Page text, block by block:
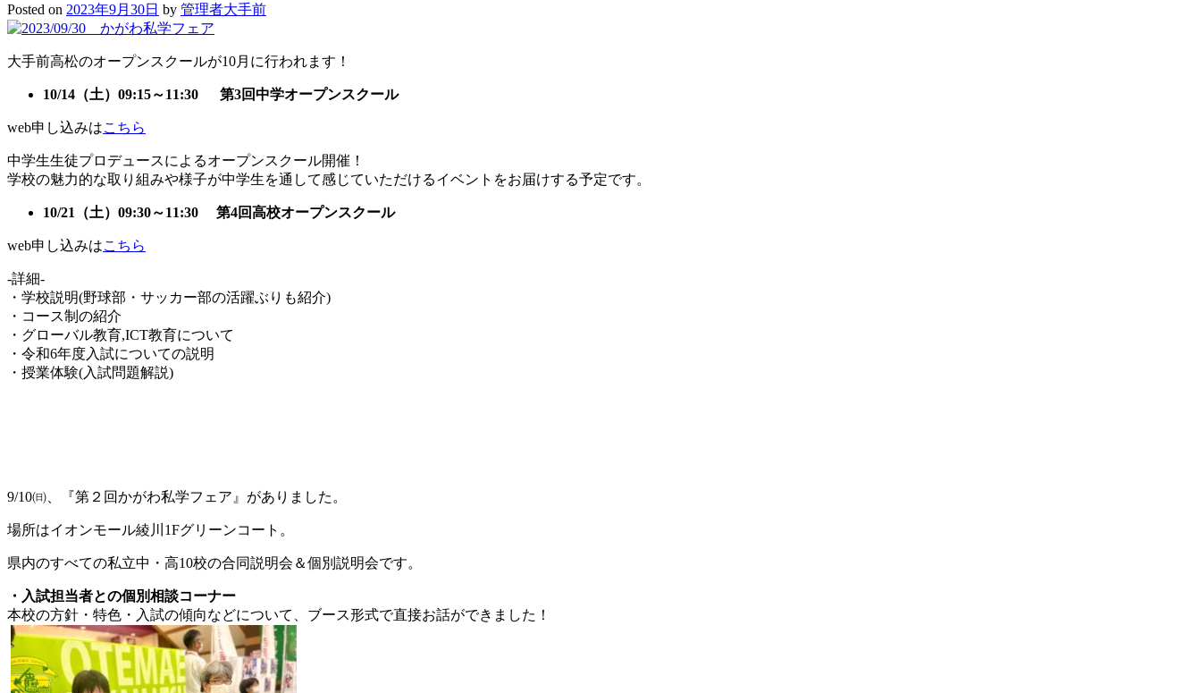
Posted on 2023年9月30日 by 管理者大手前
大手前高松のオープンスクールが10月に行われます！
10/14（土）09:15～11:30 第3回中学オープンスクール
web申し込みはこちら
中学生生徒プロデュースによるオープンスクール開催！
学校の魅力的な取り組みや様子が中学生を通して感じていただけるイベントをお届けする予定です。
10/21（土）09:30～11:30 第4回高校オープンスクール
web申し込みはこちら
-詳細-
・学校説明(野球部・サッカー部の活躍ぶりも紹介)
・コース制の紹介
・グローバル教育,ICT教育について
・令和6年度入試についての説明
・授業体験(入試問題解説)
9/10㈰、『第２回かがわ私学フェア』がありました。
場所はイオンモール綾川1Fグリーンコート。
県内のすべての私立中・高10校の合同説明会＆個別説明会です。
・入試担当者との個別相談コーナー
本校の方針・特色・入試の傾向などについて、ブース形式で直接お話ができました！